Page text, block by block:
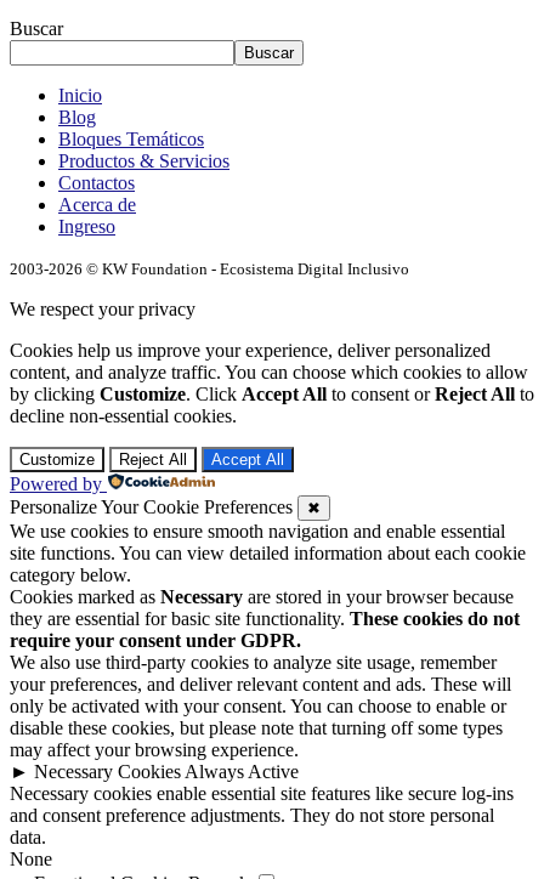
Buscar
Buscar
Inicio
Blog
Bloques Temáticos
Productos & Servicios
Contactos
Acerca de
Ingreso
2003-2026 © KW Foundation - Ecosistema Digital Inclusivo
We respect your privacy
Cookies help us improve your experience, deliver personalized
content, and analyze traffic. You can choose which cookies to allow
by clicking Customize. Click Accept All to consent orReject All to
decline non-essential cookies.
Customize Reject All Accept All
Powered by
Personalize Your Cookie Preferences
✖
We use cookies to ensure smooth navigation and enable essential
site functions. You can view detailed information about each cookie
category below.
Cookies marked as Necessary are stored in your browser because
they are essential for basic site functionality. These cookies do not
require your consent under GDPR.
We also use third-party cookies to analyze site usage, remember
your preferences, and deliver relevant content and ads. These will
only be activated with your consent. You can choose to enable or
disable these cookies, but please note that turning off some types
may affect your browsing experience.
► Necessary Cookies Always Active
Necessary cookies enable essential site features like secure log-ins
and consent preference adjustments. They do not store personal
data.
None